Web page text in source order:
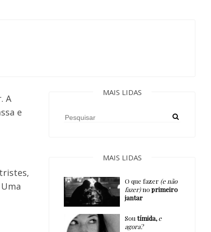
A
e
MAIS LIDAS
MAIS LIDAS
O que fazer (e não
fazer)noprimeiro
jantar
Sou tímida, e
agora?